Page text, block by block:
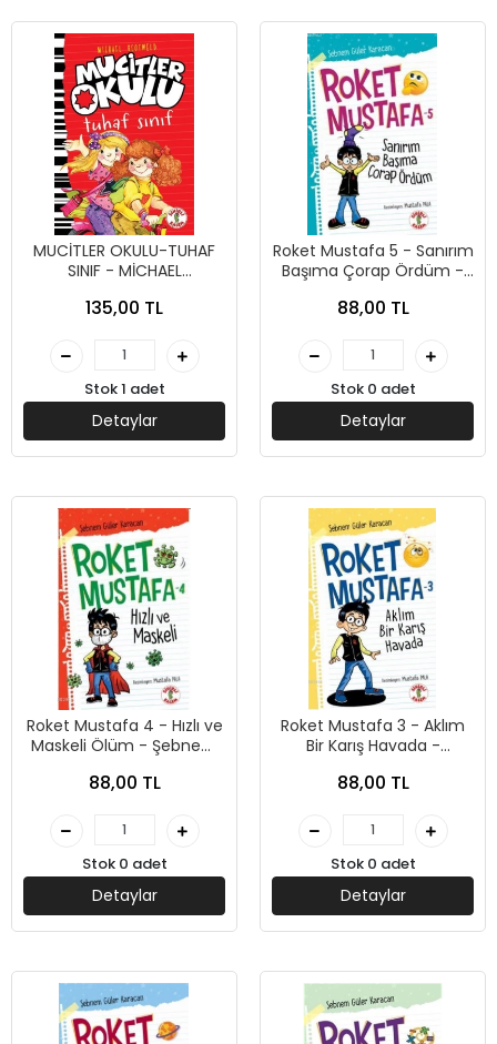
MUCİTLER OKULU-TUHAF
SINIF - MİCHAEL
YAYINLARI
135,00 TL
Stok 1 adet
Detaylar
Roket Mustafa 5 - Sanırım
Başıma Çorap Ördüm -
Sihirli Kalem Yayınları
88,00 TL
Stok 0 adet
Detaylar
Roket Mustafa 4 - Hızlı ve
Maskeli Ölüm - Şebnem
Kalem Yayınları
88,00 TL
Stok 0 adet
Detaylar
Roket Mustafa 3 - Aklım
Bir Karış Havada -
Sihirli Kalem Yayınları
88,00 TL
Stok 0 adet
Detaylar